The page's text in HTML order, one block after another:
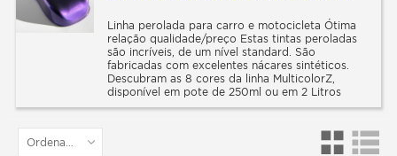
Linha perolada para carro e motocicleta Ótima
relação qualidade/preço Estas tintas peroladas
são incríveis, de um nível standard. São
fabricadas com excelentes nácares sintéticos.
Descubram as 8 cores da linha MulticolorZ,
disponível em pote de 250ml ou em 2 Litros
Ordenar por